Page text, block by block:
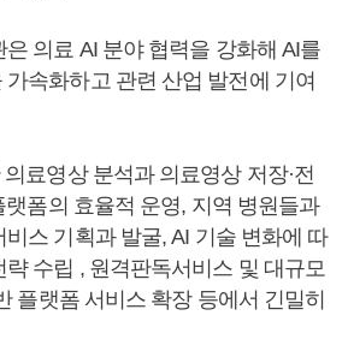
의료 AI 분야 협력을 강화해 AI를
속화하고 관련 산업 발전에 기여
료영상 분석과 의료영상 저장·전
랫폼의 효율적 운영, 지역 병원들과
스 기획과 발굴, AI 기술 변화에 따
수립 , 원격판독서비스 및 대규모
플랫폼 서비스 확장 등에서 긴밀히